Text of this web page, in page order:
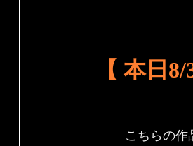
【 本日
こちらの作